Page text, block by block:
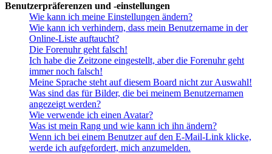
Benutzerpräferenzen und -einstellungen
Wie kann ich meine Einstellungen ändern?
Wie kann ich verhindern, dass mein Benutzername in der
Online-Liste auftaucht?
Die Forenuhr geht falsch!
Ich habe die Zeitzone eingestellt, aber die Forenuhr geht
immer noch falsch!
Meine Sprache steht auf diesem Board nicht zur Auswahl!
Was sind das für Bilder, die bei meinem Benutzernamen
angezeigt werden?
Wie verwende ich einen Avatar?
Was ist mein Rang und wie kann ich ihn ändern?
Wenn ich bei einem Benutzer auf den E-Mail-Link klicke,
werde ich aufgefordert, mich anzumelden.